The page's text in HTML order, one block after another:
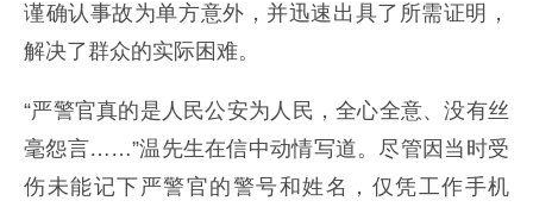
谨确认事故为单方意外，并迅速出具了所需证明，
解决了群众的实际困难。
“严警官真的是人民公安为人民，全心全意、没有丝
毫怨言……”温先生在信中动情写道。尽管因当时受
伤未能记下严警官的警号和姓名，仅凭工作手机